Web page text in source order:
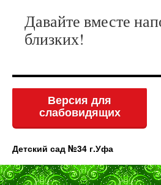
Давайте вместе
близких!
Версия для
слабовидящих
Детский сад №34 г.Уфа